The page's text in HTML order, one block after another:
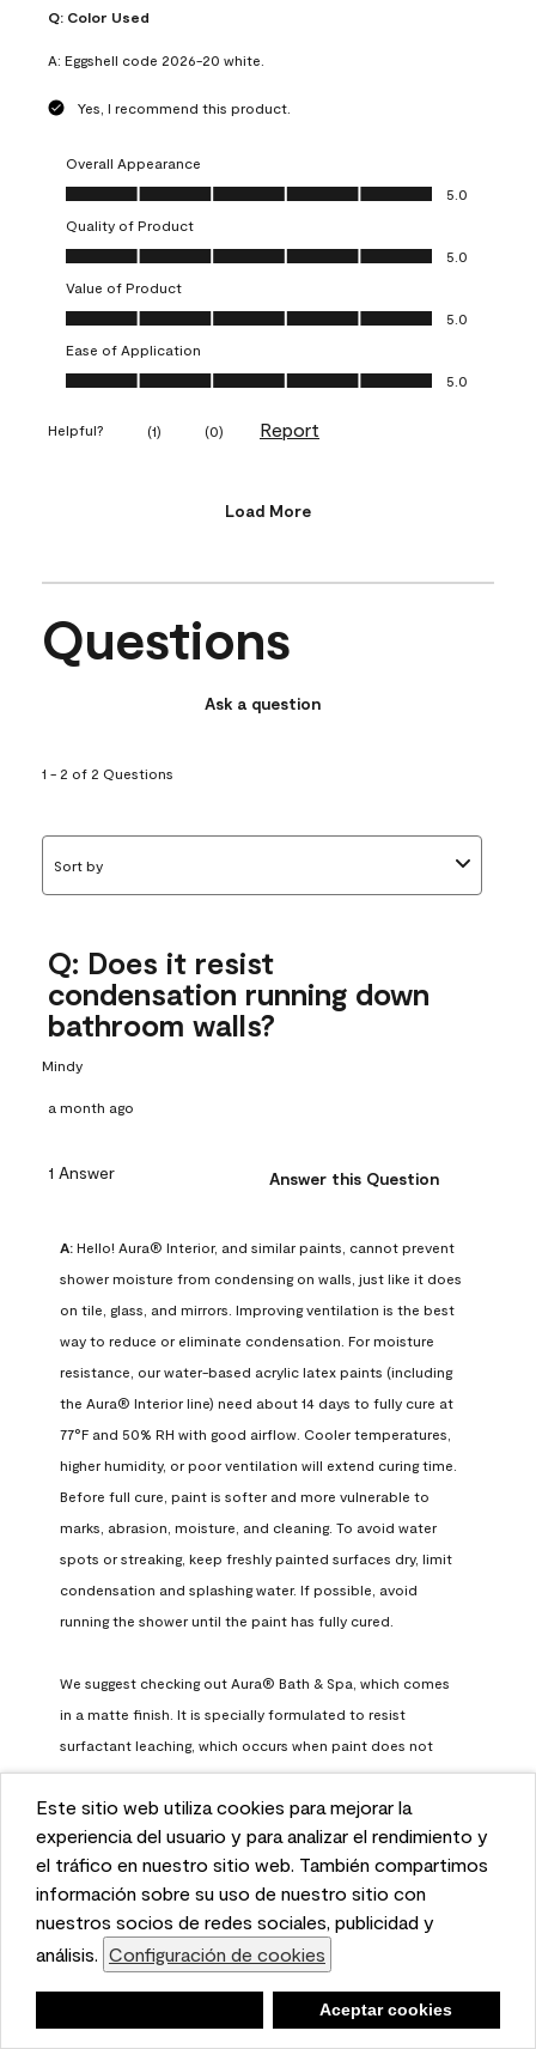
This website uses cookies to enhance user experience
and to analyze performance and traffic on our website.
We also share information about your use of our site
with our social media, advertising, and analytics
partners. Cookie Settings
Accept Cookies
Este sitio web utiliza cookies para mejorar la
experiencia del usuario y para analizar el rendimiento y
el tráfico en nuestro sitio web. También compartimos
información sobre su uso de nuestro sitio con
nuestros socios de redes sociales, publicidad y
análisis. Configuración de cookies
Aceptar cookies
Q: Color Used
A: Eggshell code 2026-20 white.
Yes, I recommend this product.
Overall Appearance
Overall Appearance, 5.0 out of 5
5.0
Quality of Product
Quality of Product, 5.0 out of 5
5.0
Value of Product
Value of Product, 5.0 out of 5
5.0
Ease of Application
Ease of Application, 5.0 out of 5
5.0
Helpful? (1) (0) Report
Load More
Questions
Ask a question
1 - 2 of 2 Questions
Sort by
Q: Does it resist
condensation running down
bathroom walls?
Mindy
a month ago
1 Answer Answer this Question
A: Hello! Aura® Interior, and similar paints, cannot prevent
shower moisture from condensing on walls, just like it does
on tile, glass, and mirrors. Improving ventilation is the best
way to reduce or eliminate condensation. For moisture
resistance, our water-based acrylic latex paints (including
the Aura® Interior line) need about 14 days to fully cure at
77°F and 50% RH with good airflow. Cooler temperatures,
higher humidity, or poor ventilation will extend curing time.
Before full cure, paint is softer and more vulnerable to
marks, abrasion, moisture, and cleaning. To avoid water
spots or streaking, keep freshly painted surfaces dry, limit
condensation and splashing water. If possible, avoid
running the shower until the paint has fully cured.
We suggest checking out Aura® Bath & Spa, which comes
in a matte finish. It is specially formulated to resist
surfactant leaching, which occurs when paint does not
have enough time to fully cure before being exposed to
high humidity. To learn more, feel free to check it out here:
https://www.benjaminmoore.com/en-us/interior-exterior-
paints-stains/product-catalog/abs/aura-bath-and-spa-
paint
Benjamin Moore Support
a month ago